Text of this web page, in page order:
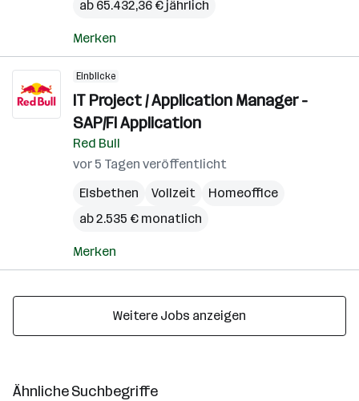
ab 65.432,36 € jährlich
Merken
Einblicke
IT Project / Application Manager -
SAP/FI Application
Red Bull
vor 5 Tagen veröffentlicht
Elsbethen
Vollzeit
Homeoffice
ab 2.535 € monatlich
Merken
Weitere Jobs anzeigen
Ähnliche Suchbegriffe